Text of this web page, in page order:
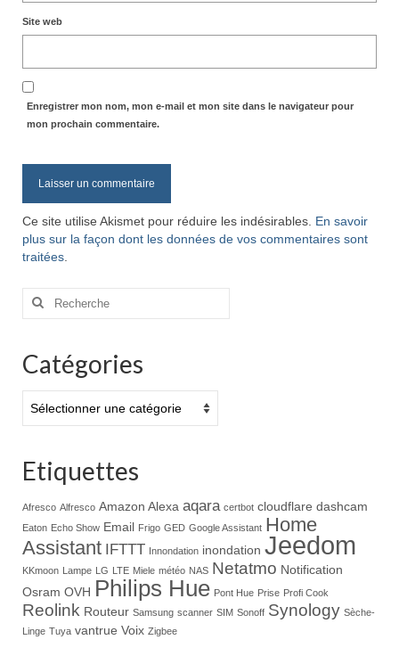
Site web
Enregistrer mon nom, mon e-mail et mon site dans le navigateur pour
mon prochain commentaire.
Ce site utilise Akismet pour réduire les indésirables. En savoir
plus sur la façon dont les données de vos commentaires sont
traitées
Rechercher
Catégories
Etiquettes
Afresco Alfresco Amazon Alexa aqara certbot cloudflare dashcam
Eaton Echo Show Email Frigo GED Google Assistant Home
Assistant IFTTT Innondation inondation Jeedom
KKmoon Lampe LG LTE Miele météo NAS Netatmo Notification
Osram OVH Philips Hue Pont Hue Prise Profi Cook
Reolink Routeur Samsung scanner SIM Sonoff Synology Sèche-
Linge Tuya vantrue Voix Zigbee